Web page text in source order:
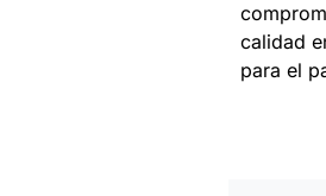
calidad
para el